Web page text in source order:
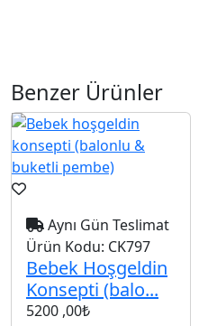
Benzer Ürünler
Aynı Gün Teslimat
Ürün Kodu: CK797
Bebek Hoşgeldin
Konsepti (balo...
5200 ,00₺